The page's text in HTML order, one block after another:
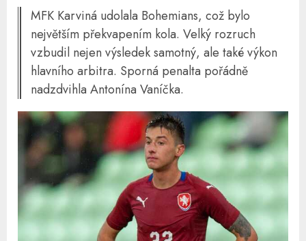
MFK Karviná udolala Bohemians, což bylo
největším překvapením kola. Velký rozruch
vzbudil nejen výsledek samotný, ale také výkon
hlavního arbitra. Sporná penalta pořádně
nadzdvihla Antonína Vaníčka.